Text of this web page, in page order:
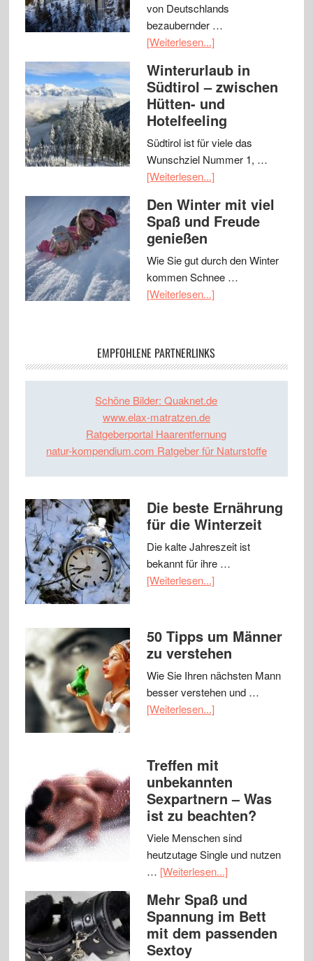
von Deutschlands
bezaubernder …
[Weiterlesen...]
Winterurlaub in
Südtirol – zwischen
Hütten- und
Hotelfeeling
Südtirol ist für viele das
Wunschziel Nummer 1, …
[Weiterlesen...]
Den Winter mit viel
Spaß und Freude
genießen
Wie Sie gut durch den Winter
kommen Schnee …
[Weiterlesen...]
EMPFOHLENE PARTNERLINKS
Schöne Bilder: Quaknet.de
www.elax-matratzen.de
Ratgeberportal Haarentfernung
natur-kompendium.com Ratgeber für Naturstoffe
Die beste Ernährung
für die Winterzeit
Die kalte Jahreszeit ist
bekannt für ihre …
[Weiterlesen...]
50 Tipps um Männer
zu verstehen
Wie Sie Ihren nächsten Mann
besser verstehen und …
[Weiterlesen...]
Treffen mit
unbekannten
Sexpartnern – Was
ist zu beachten?
Viele Menschen sind
heutzutage Single und nutzen
… [Weiterlesen...]
Mehr Spaß und
Spannung im Bett
mit dem passenden
Sextoy